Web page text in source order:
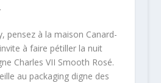
pensez à la maison Canard-
à faire pétiller la nuit
Charles VII Smooth Rosé.
au packaging digne des